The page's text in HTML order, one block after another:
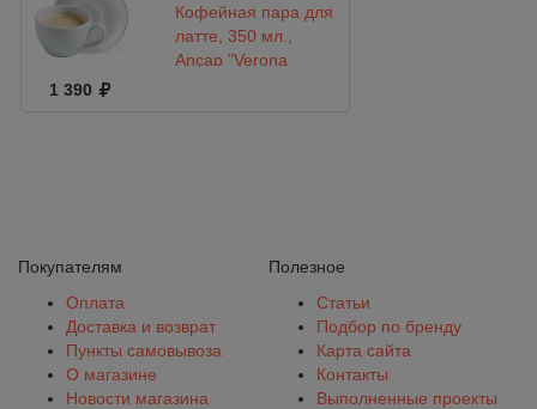
Кофейная пара для
латте, 350 мл.,
Ancap "Verona
1 390
Покупателям
Оплата
Доставка и возврат
Пункты самовывоза
О магазине
Новости магазина
Полезное
Статьи
Подбор по бренду
Карта сайта
Контакты
Выполненные проекты